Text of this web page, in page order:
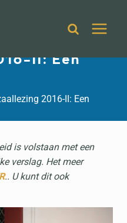
II: Een
2016-II: Een
is volstaan met een
verslag. Het meer
.. U kunt dit ook